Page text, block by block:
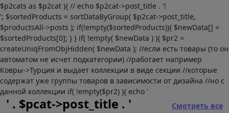
$p2cats as $p2cat ){ // echo $p2cat->post_title . '!
'; $sortedProducts = sortDataByGroup( $p2cat->post_title,
$productsAll->posts ); if(!empty($sortedProducts)){ $newData[] =
$sortedProducts[0]; } } if( !empty( $newData ) ){ $pr2 =
createUniqFromObjHidden( $newData ); //если есть товары (то он
автоматом не исчет подкатегории) //работает например
Ковры->Турция и выдает коллекции в виде секции //которые
содержат уже группы товаров в зависимости от дизайна //но с
данной коллекции if( !empty($pr2) ){ echo '
' . $pcat->post_title . '
Смотреть все